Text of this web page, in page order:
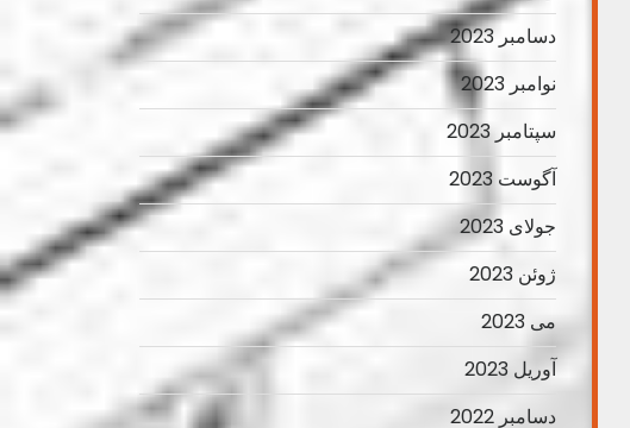
دسامبر 2023
نوامبر 2023
سپتامبر 2023
آگوست 2023
جولای 2023
ژوئن 2023
می 2023
آوریل 2023
دسامبر 2022